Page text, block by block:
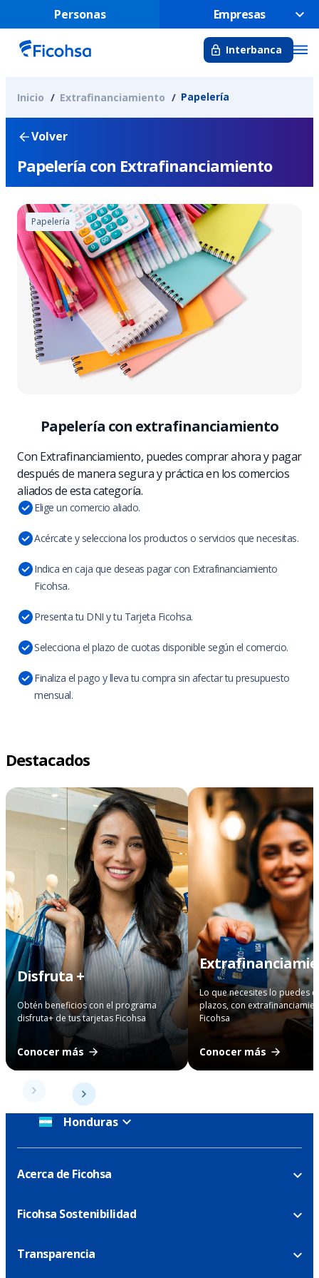
Personas Empresas
Interbanca
Inicio Extrafinanciamiento Papelería
Volver
Papelería con Extrafinanciamiento
Papelería
Papelería con extrafinanciamiento
Con Extrafinanciamiento, puedes comprar ahora y pagar
después de manera segura y práctica en los comercios
aliados de esta categoría.
Elige un comercio aliado.
Acércate y selecciona los productos o servicios que necesitas.
Indica en caja que deseas pagar con Extrafinanciamiento
Ficohsa.
Presenta tu DNI y tu Tarjeta Ficohsa.
Selecciona el plazo de cuotas disponible según el comercio.
Finaliza el pago y lleva tu compra sin afectar tu presupuesto
mensual.
Destacados
Disfruta +
Obtén beneficios con el programa
disfruta+ de tus tarjetas Ficohsa
Conocer más
Lo que necesites lo puedes
plazos, con
Ficohsa
Conocer más
Honduras
Acerca de Ficohsa
Ficohsa Sostenibilidad
Transparencia